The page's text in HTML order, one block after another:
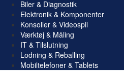
Biler & Diagnostik
Elektronik & Komponenter
Konsoller & Videospil
Værktøj & Måling
IT & Tilslutning
Lodning & Reballing
Mobiltelefoner & Tablets